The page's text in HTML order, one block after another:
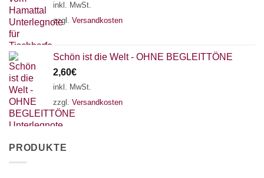
inkl. MwSt.
zzgl. Versandkosten
Schön ist die Welt - OHNE BEGLEITTÖNE
2,60€
inkl. MwSt.
zzgl. Versandkosten
PRODUKTE